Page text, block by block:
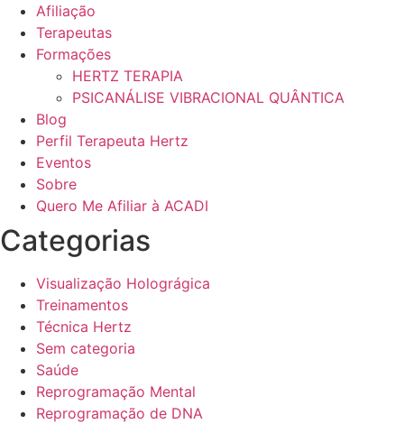
Afiliação
Terapeutas
Formações
HERTZ TERAPIA
PSICANÁLISE VIBRACIONAL QUÂNTICA
Blog
Perfil Terapeuta Hertz
Eventos
Sobre
Quero Me Afiliar à ACADI
Categorias
Visualização Holográgica
Treinamentos
Técnica Hertz
Sem categoria
Saúde
Reprogramação Mental
Reprogramação de DNA